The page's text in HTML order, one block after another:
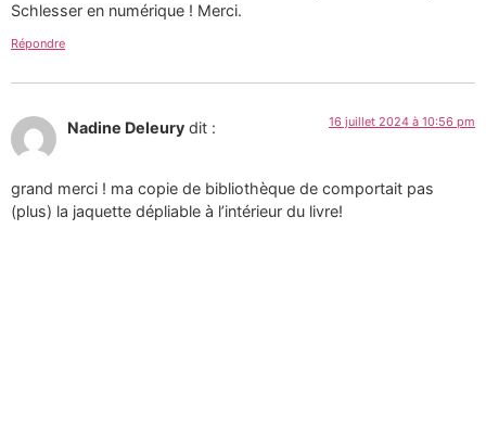
Schlesser en numérique ! Merci.
Répondre
Nadine Deleury dit : 16 juillet 2024 à 10:56 pm
grand merci ! ma copie de bibliothèque de comportait pas
(plus) la jaquette dépliable à l’intérieur du livre!